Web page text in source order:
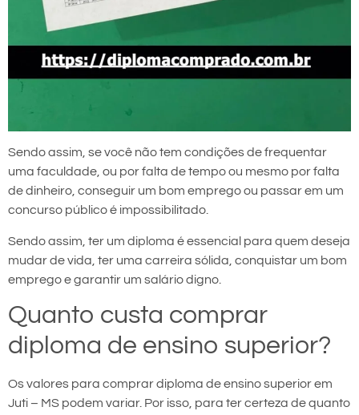
Sendo assim, se você não tem condições de frequentar
uma faculdade, ou por falta de tempo ou mesmo por falta
de dinheiro, conseguir um bom emprego ou passar em um
concurso público é impossibilitado.
Sendo assim, ter um diploma é essencial para quem deseja
mudar de vida, ter uma carreira sólida, conquistar um bom
emprego e garantir um salário digno.
Quanto custa comprar
diploma de ensino superior?
Os valores para comprar diploma de ensino superior em
Juti – MS podem variar. Por isso, para ter certeza de quanto